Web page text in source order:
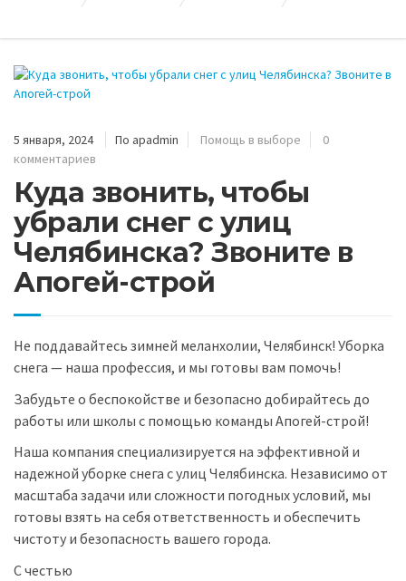
5 января, 2024 По apadmin Помощь в выборе
0
комментариев
Куда звонить, чтобы
убрали снег с улиц
Челябинска? Звоните в
Апогей-строй
Не поддавайтесь зимней меланхолии, Челябинск! Уборка
снега — наша профессия, и мы готовы вам помочь!
Забудьте о беспокойстве и безопасно добирайтесь до
работы или школы с помощью команды Апогей-строй!
Наша компания специализируется на эффективной и
надежной уборке снега с улиц Челябинска. Независимо от
масштаба задачи или сложности погодных условий, мы
готовы взять на себя ответственность и обеспечить
чистоту и безопасность вашего города.
С честью